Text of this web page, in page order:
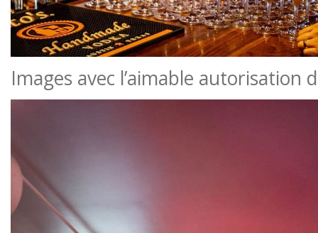
Images avec l’aimable autorisation